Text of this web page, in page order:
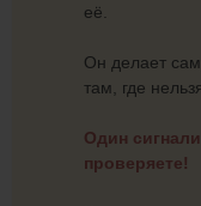
её.
Он делает
там, где
Один
проверяете!